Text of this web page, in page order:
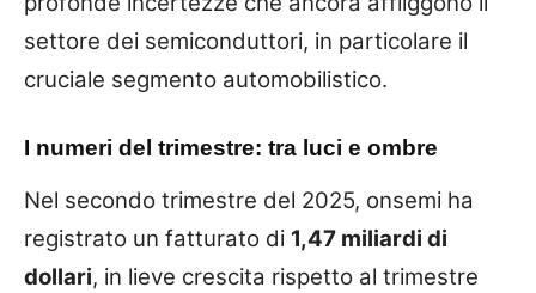
settore dei semiconduttori, in particolare il
cruciale segmento automobilistico.
I numeri del trimestre: tra luci e ombre
Nel secondo trimestre del 2025, onsemi ha
registrato un fatturato di 1,47 miliardi di
dollari, in lieve crescita rispetto al trimestre